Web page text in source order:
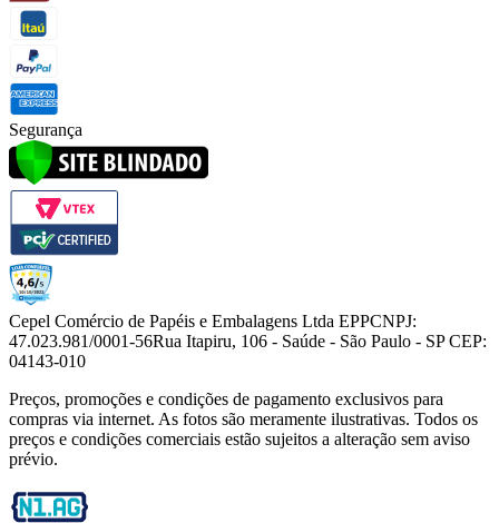
Segurança
Cepel Comércio de Papéis e Embalagens Ltda EPPCNPJ:
47.023.981/0001-56Rua Itapiru, 106 - Saúde - São Paulo - SP CEP:
04143-010
Preços, promoções e condições de pagamento exclusivos para
compras via internet. As fotos são meramente ilustrativas. Todos os
preços e condições comerciais estão sujeitos a alteração sem aviso
prévio.